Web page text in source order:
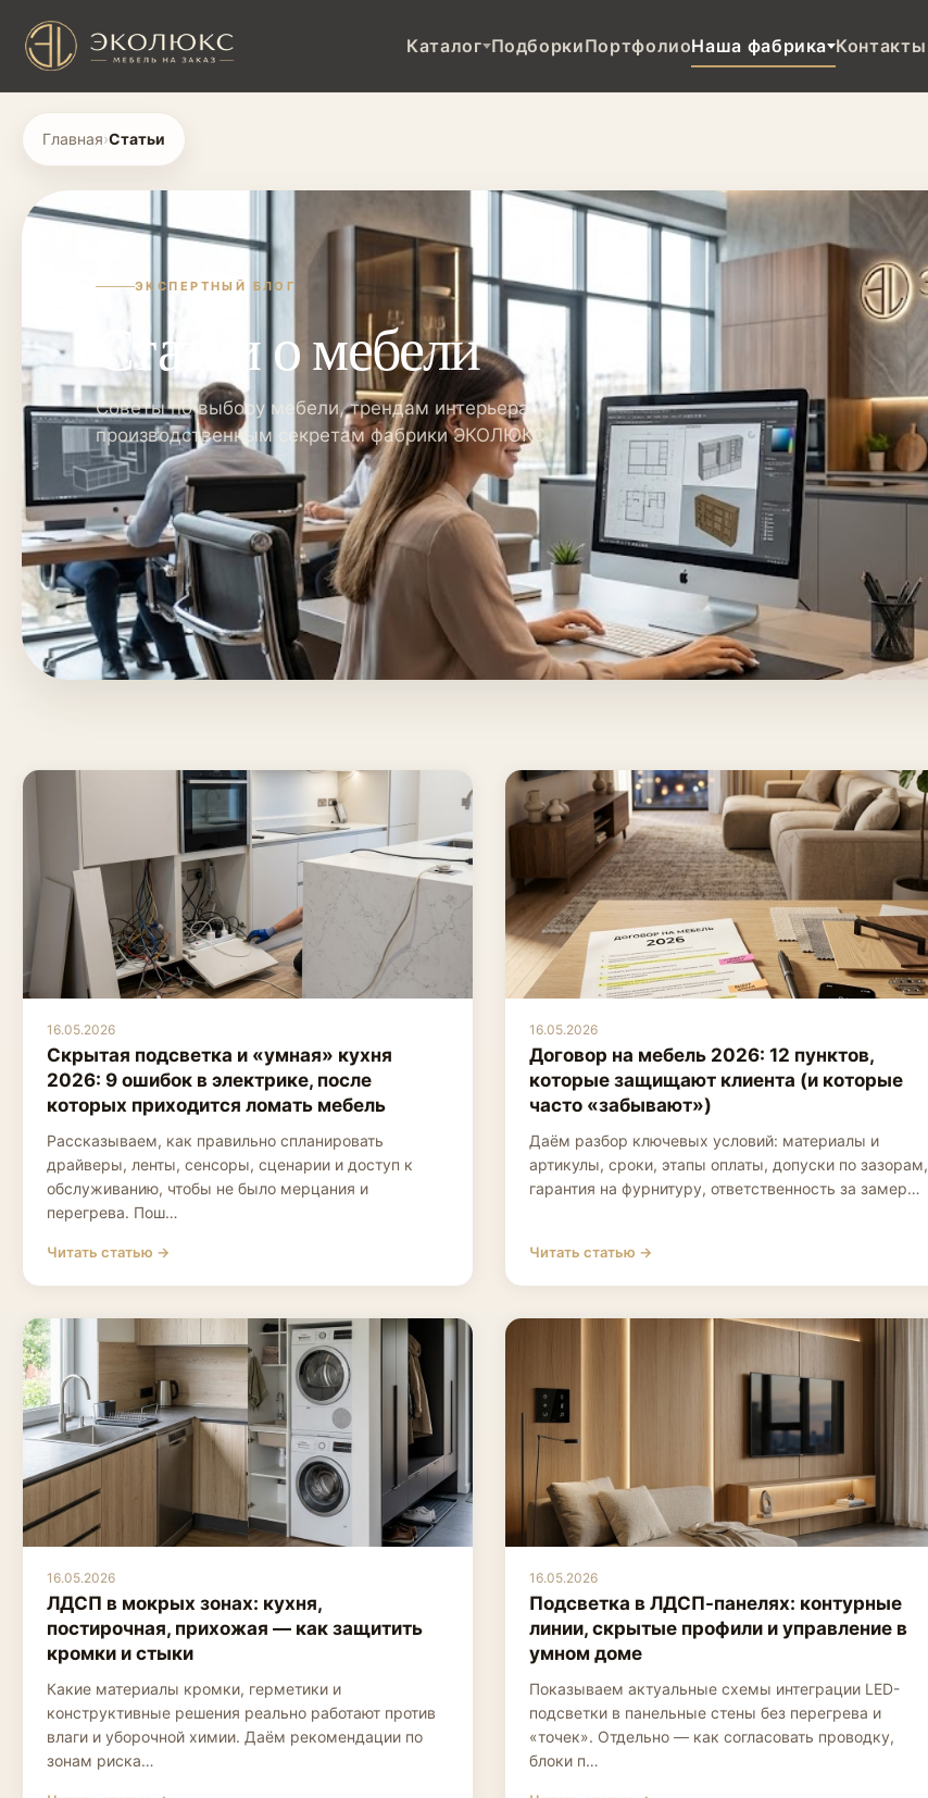
Каталог ПодборкиПортфолиоНаша фабрика Контакты
Главная›Статьи
ЭКСПЕРТНЫЙ БЛОГ
Статьи о мебели
Советы по выбору мебели, трендам интерьера и
производственным секретам фабрики ЭКОЛЮКС
16.05.2026
Скрытая подсветка и «умная» кухня
2026: 9 ошибок в электрике, после
которых приходится ломать мебель
Рассказываем, как правильно спланировать
драйверы, ленты, сенсоры, сценарии и доступ к
обслуживанию, чтобы не было мерцания и
перегрева. Пош…
Читать статью →
16.05.2026
Договор на мебель 2026: 12 пунктов,
которые защищают клиента (и которые
часто «забывают»)
Даём разбор ключевых условий: материалы и
артикулы, сроки, этапы оплаты, допуски по зазорам,
гарантия на фурнитуру, ответственность за замер…
Читать статью →
16.05.2026
ЛДСП в мокрых зонах: кухня,
постирочная, прихожая — как защитить
кромки и стыки
Какие материалы кромки, герметики и
конструктивные решения реально работают против
влаги и уборочной химии. Даём рекомендации по
зонам риска…
16.05.2026
Подсветка в ЛДСП-панелях: контурные
линии, скрытые профили и управление в
умном доме
Показываем актуальные схемы интеграции LED-
подсветки в панельные стены без перегрева и
«точек». Отдельно — как согласовать проводку,
блоки п…